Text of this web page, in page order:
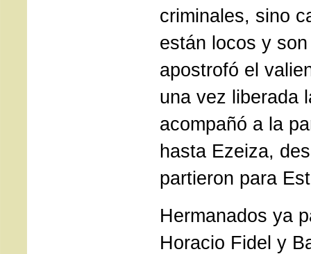
criminales, sino
están locos y
apostrofó el
una vez liberada
acompañó a la
hasta Ezeiza,
partieron para
Hermanados ya
Horacio Fidel y